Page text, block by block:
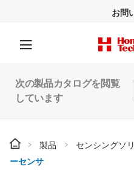
お問
次の製品カタログを閲覧
しています
製品 センシングソ
ーセンサ